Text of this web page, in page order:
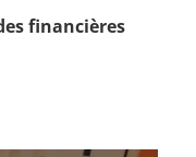
financières